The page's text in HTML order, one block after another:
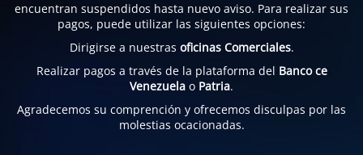
encuentran suspendidos hasta nuevo aviso. Para realizar sus
pagos, puede utilizar las siguientes opciones:
Dirigirse a nuestras oficinas Comerciales.
Realizar pagos a través de la plataforma del Banco ce
Venezuela o Patria.
Agradecemos su comprención y ofrecemos disculpas por las
molestias ocacionadas.